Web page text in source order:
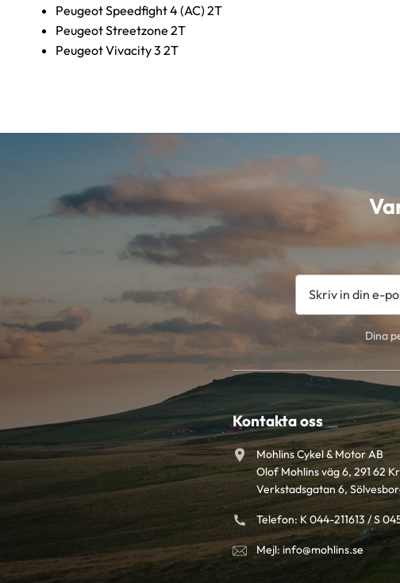
Peugeot Speedfight 4 (AC) 2T
Peugeot Streetzone 2T
Peugeot Vivacity 3 2T
Dina
Kontakta oss
Mohlins Cykel & Motor AB
Olof Mohlins väg 6, 291 62
Verkstadsgatan 6,
Telefon: K 044-211613 / S
Mejl: info@mohlins.se